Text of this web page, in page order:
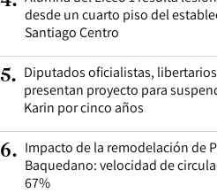
desde un cuarto piso del
Santiago Centro
5. Diputados oficialistas, libertarios
presentan proyecto para
Karin por cinco años
6. Impacto de la remodelación de
Baquedano: velocidad de
67%